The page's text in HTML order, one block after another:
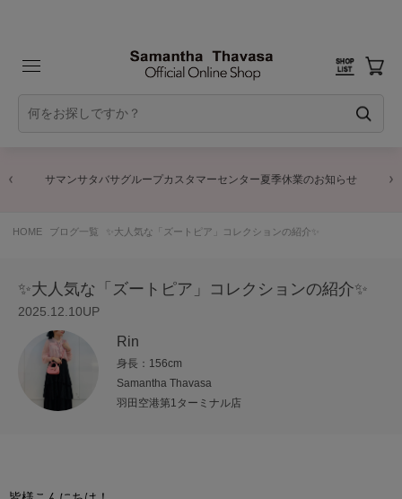
スタマーセンター夏季休業のお知らせ 商品に関する
HOME ブログ一覧 ✨大人気な「ズートピア」コレクションの紹介✨
✨大人気な「ズートピア」コレクションの紹介✨
2025.12.10UP
Rin
Samantha Thavasa
身長：156cm
羽田空港第1ターミナル店